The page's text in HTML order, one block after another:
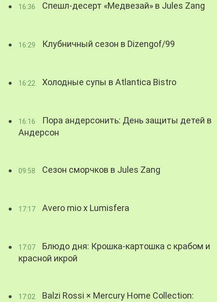
16:36 Спешл-десерт «Медвезай» в Jules Zang
16:29 Клубничный сезон в Dizengof/99
16:22 Холодные супы в Atlantica Bistro
16:16
Пора андерсонить: День защиты детей в
Андерсон
09:58 Сезон сморчков в Jules Zang
17:17 Avero mio x Lumisfera
17:07
Блюдо дня: Крошка-картошка с крабом и
красной икрой
17:02
Balzi Rossi × Mercury Home Collection: